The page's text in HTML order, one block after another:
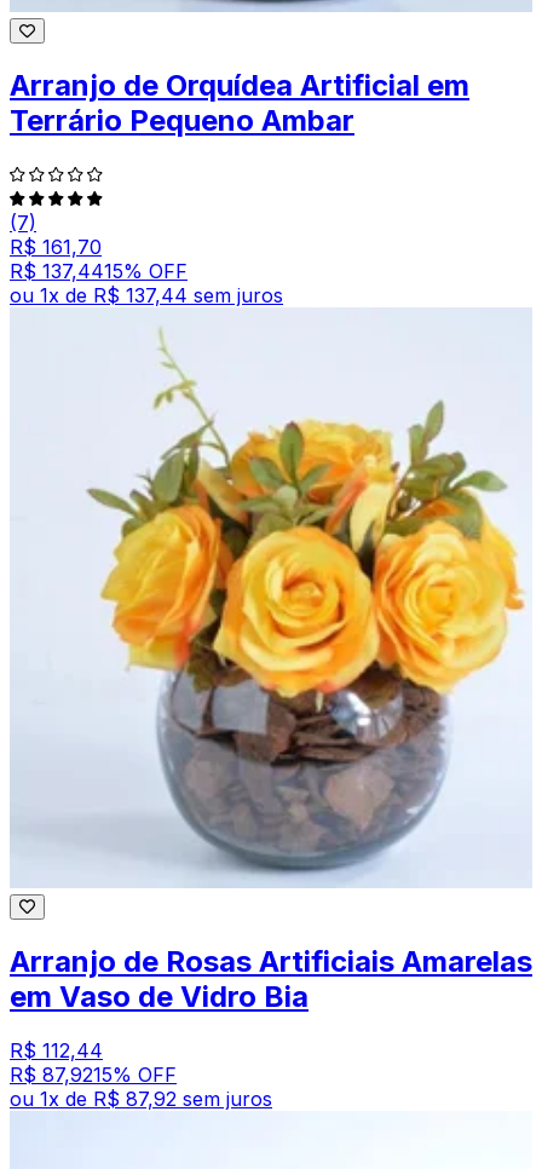
Arranjo de Orquídea Artificial em
Terrário Pequeno Ambar
(7)
R$ 161,70
R$ 137,4415% OFF
ou 1x de R$ 137,44 sem juros
Arranjo de Rosas Artificiais Amarelas
em Vaso de Vidro Bia
R$ 112,44
R$ 87,9215% OFF
ou 1x de R$ 87,92 sem juros